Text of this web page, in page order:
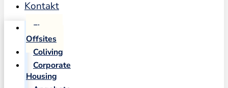
Kontakt
Firmen-
Offsites
Coliving
Corporate
Housing